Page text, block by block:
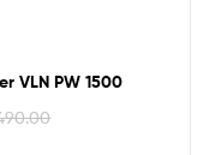
VLN PW 1500